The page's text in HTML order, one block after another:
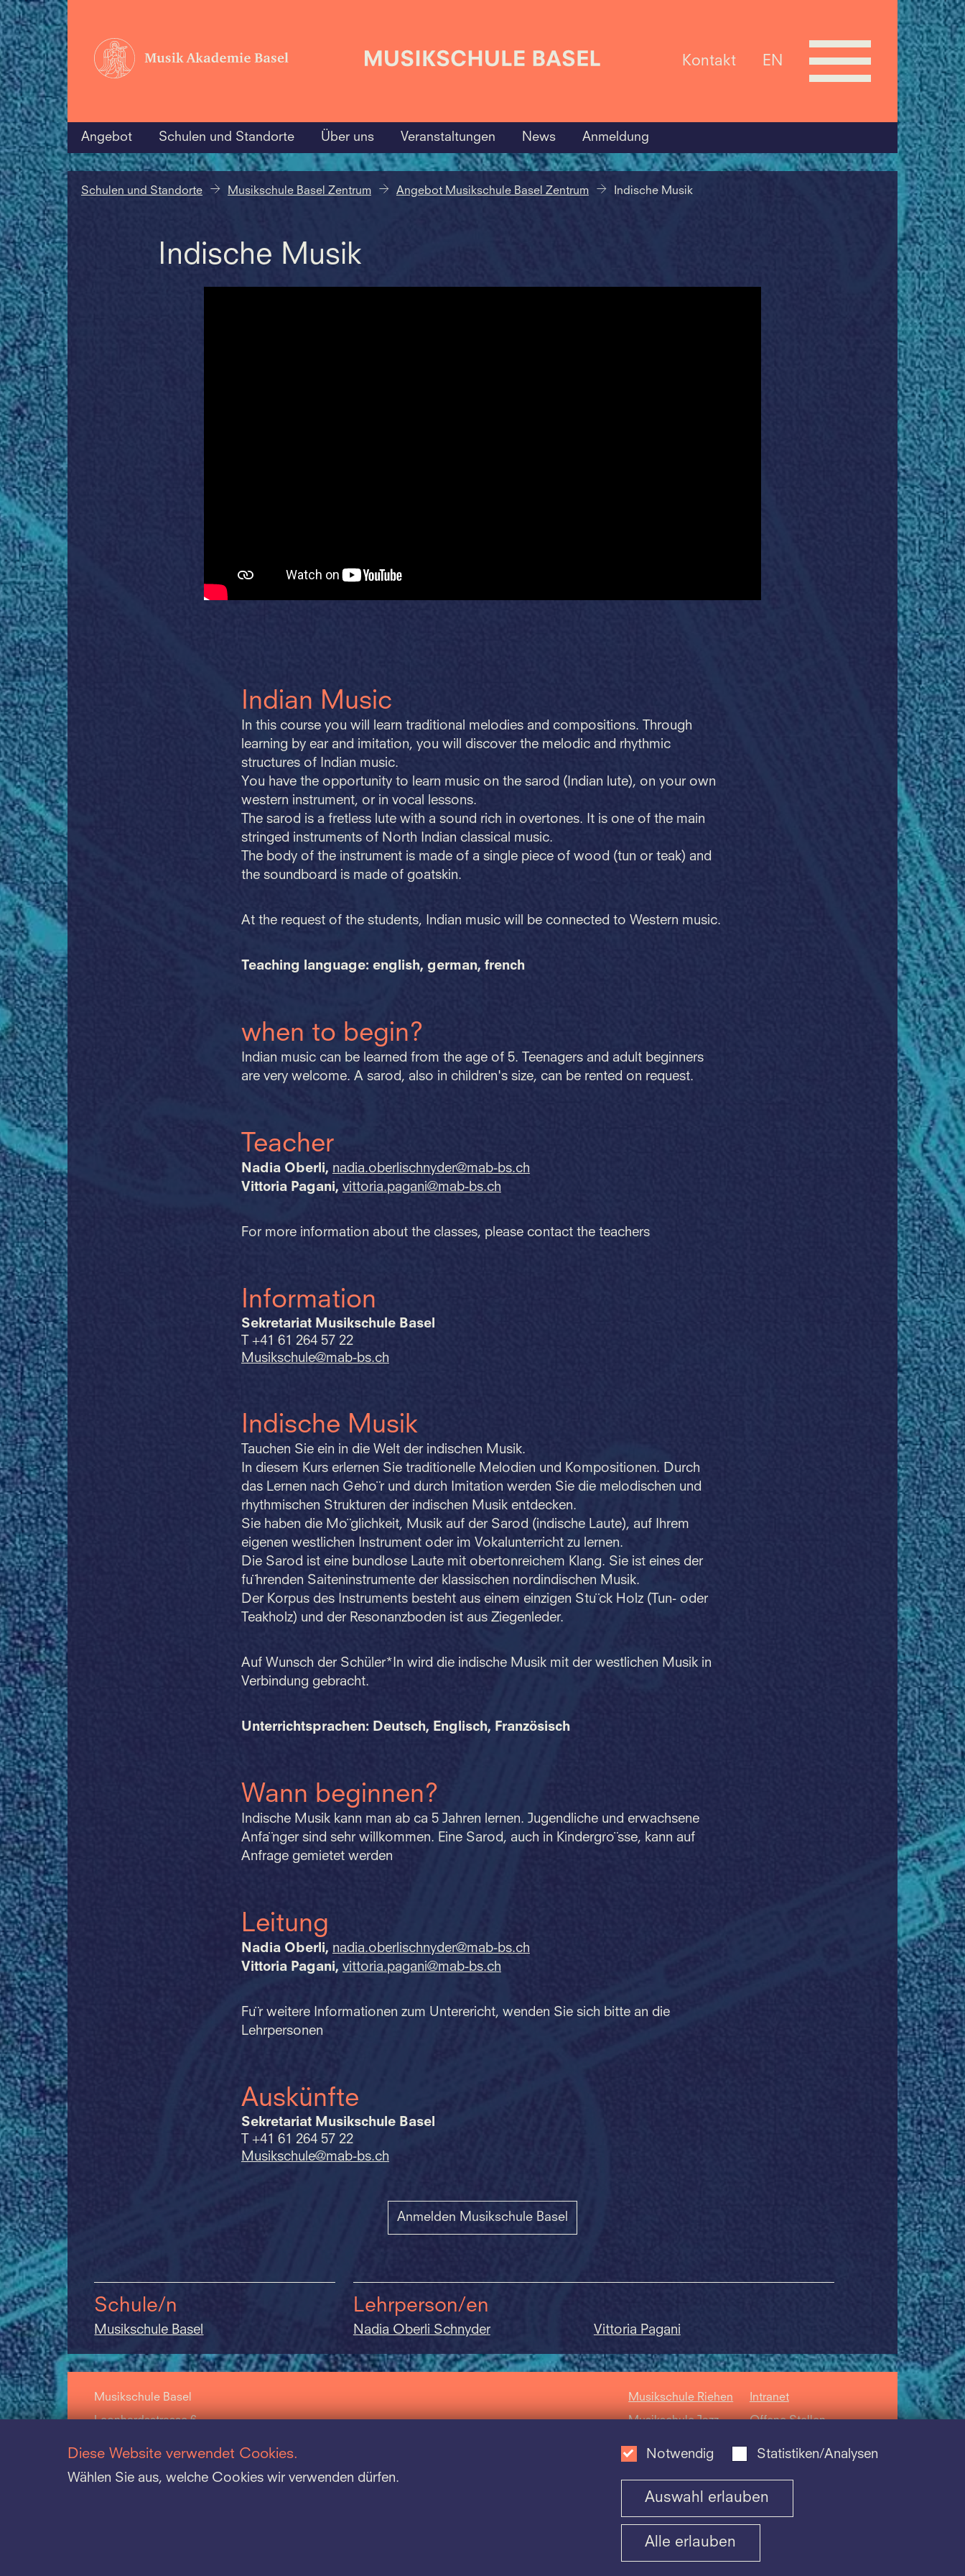
Kontakt EN
Angebot Schulen und Standorte Über uns Veranstaltungen News Anmeldung
Schulen und Standorte Musikschule Basel Zentrum Angebot Musikschule Basel Zentrum Indische Musik
Indische Musik
Indian Music
In this course you will learn traditional melodies and compositions. Through
learning by ear and imitation, you will discover the melodic and rhythmic
structures of Indian music.
You have the opportunity to learn music on the sarod (Indian lute), on your own
western instrument, or in vocal lessons.
The sarod is a fretless lute with a sound rich in overtones. It is one of the main
stringed instruments of North Indian classical music.
The body of the instrument is made of a single piece of wood (tun or teak) and
the soundboard is made of goatskin.
At the request of the students, Indian music will be connected to Western music.
Teaching language: english, german, french
when to begin?
Indian music can be learned from the age of 5. Teenagers and adult beginners
are very welcome. A sarod, also in children's size, can be rented on request.
Teacher
Nadia Oberli, nadia.oberlischnyder@mab-bs.ch
Vittoria Pagani, vittoria.pagani@mab-bs.ch
For more information about the classes, please contact the teachers
Information
Sekretariat Musikschule Basel
T +41 61 264 57 22
Musikschule@mab-bs.ch
Indische Musik
Tauchen Sie ein in die Welt der indischen Musik.
In diesem Kurs erlernen Sie traditionelle Melodien und Kompositionen. Durch
das Lernen nach Geho¨r und durch Imitation werden Sie die melodischen und
rhythmischen Strukturen der indischen Musik entdecken.
Sie haben die Mo¨glichkeit, Musik auf der Sarod (indische Laute), auf Ihrem
eigenen westlichen Instrument oder im Vokalunterricht zu lernen.
Die Sarod ist eine bundlose Laute mit obertonreichem Klang. Sie ist eines der
fu¨hrenden Saiteninstrumente der klassischen nordindischen Musik.
Der Korpus des Instruments besteht aus einem einzigen Stu¨ck Holz (Tun- oder
Teakholz) und der Resonanzboden ist aus Ziegenleder.
Auf Wunsch der Schüler*In wird die indische Musik mit der westlichen Musik in
Verbindung gebracht.
Unterrichtsprachen: Deutsch, Englisch, Französisch
Wann beginnen?
Indische Musik kann man ab ca 5 Jahren lernen. Jugendliche und erwachsene
Anfa¨nger sind sehr willkommen. Eine Sarod, auch in Kindergro¨sse, kann auf
Anfrage gemietet werden
Leitung
Nadia Oberli, nadia.oberlischnyder@mab-bs.ch
Vittoria Pagani, vittoria.pagani@mab-bs.ch
Fu¨r weitere Informationen zum Unterericht, wenden Sie sich bitte an die
Lehrpersonen
Auskünfte
Sekretariat Musikschule Basel
T +41 61 264 57 22
Musikschule@mab-bs.ch
Anmelden Musikschule Basel
Schule/n
Musikschule Basel
Lehrperson/en
Nadia Oberli Schnyder Vittoria Pagani
Musikschule Basel
Leonhardsstrasse 6
Musikschule Riehen
Musikschule Jazz
Musikschule der
Schola
Cantorum Basiliensis
Intranet
Offene Stellen
Diese Website verwendet Cookies.
Wählen Sie aus, welche Cookies wir verwenden dürfen.
Notwendig Statistiken/Analysen
Auswahl erlauben
Alle erlauben